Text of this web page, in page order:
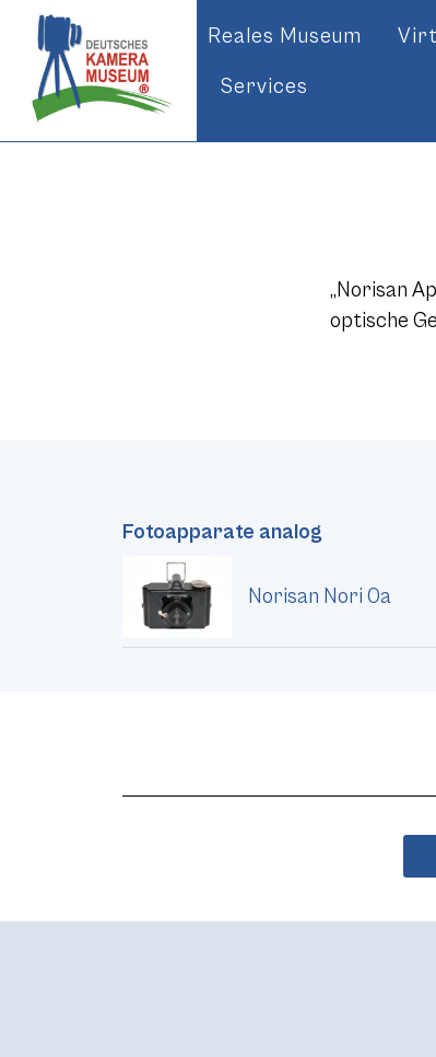
Reales Museum
Services
„Norisan
optische
Fotoapparate analog
Norisan Nori 0a